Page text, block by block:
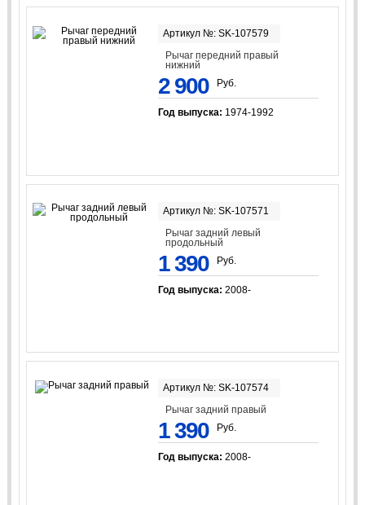
Артикул №: SK-107579
Рычаг передний правый
нижний
2 900 Руб.
Год выпуска: 1974-1992
Артикул №: SK-107571
Рычаг задний левый
продольный
1 390 Руб.
Год выпуска: 2008-
Артикул №: SK-107574
Рычаг задний правый
1 390 Руб.
Год выпуска: 2008-